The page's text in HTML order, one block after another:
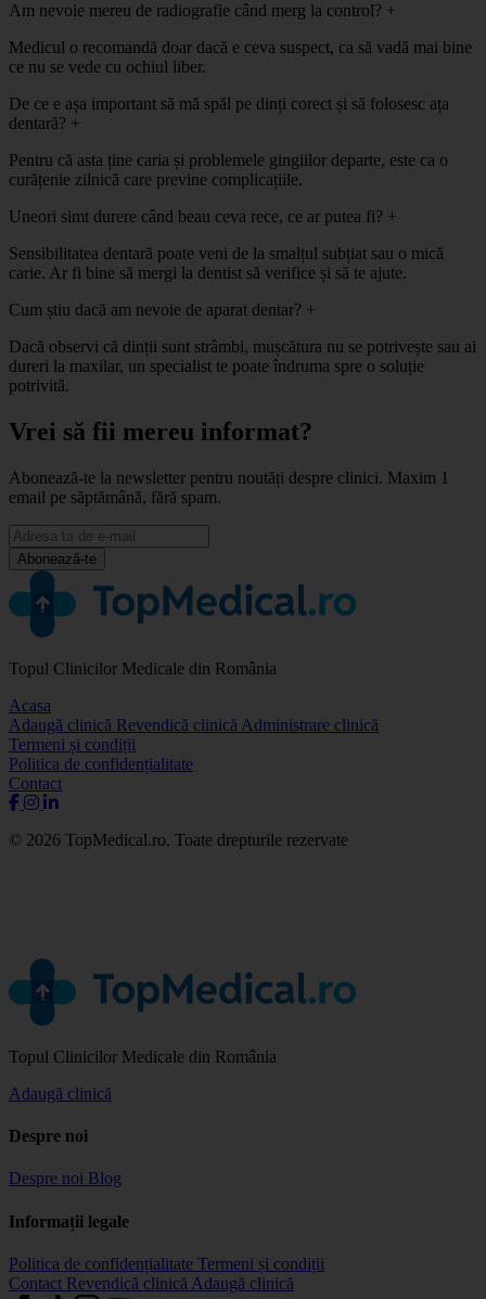
Am nevoie mereu de radiografie când merg la control? +
Medicul o recomandă doar dacă e ceva suspect, ca să vadă mai bine
ce nu se vede cu ochiul liber.
De ce e așa important să mă spăl pe dinți corect și să folosesc ața
dentară? +
Pentru că asta ține caria și problemele gingiilor departe, este ca o
curățenie zilnică care previne complicațiile.
Uneori simt durere când beau ceva rece, ce ar putea fi? +
Sensibilitatea dentară poate veni de la smalțul subțiat sau o mică
carie. Ar fi bine să mergi la dentist să verifice și să te ajute.
Cum știu dacă am nevoie de aparat dentar? +
Dacă observi că dinții sunt strâmbi, mușcătura nu se potrivește sau ai
dureri la maxilar, un specialist te poate îndruma spre o soluție
potrivită.
Vrei să fii mereu informat?
Abonează-te la newsletter pentru noutăți despre clinici. Maxim 1
email pe săptămână, fără spam.
Abonează-te
Topul Clinicilor Medicale din România
Acasa
Adaugă clinică Revendică clinică Administrare clinică
Termeni și condiții
Politica de confidențialitate
Contact
© 2026 TopMedical.ro. Toate drepturile rezervate
Topul Clinicilor Medicale din România
Adaugă clinică
Despre noi
Despre noi Blog
Informații legale
Politica de confidențialitate Termeni și condiții
Contact Revendică clinică Adaugă clinică